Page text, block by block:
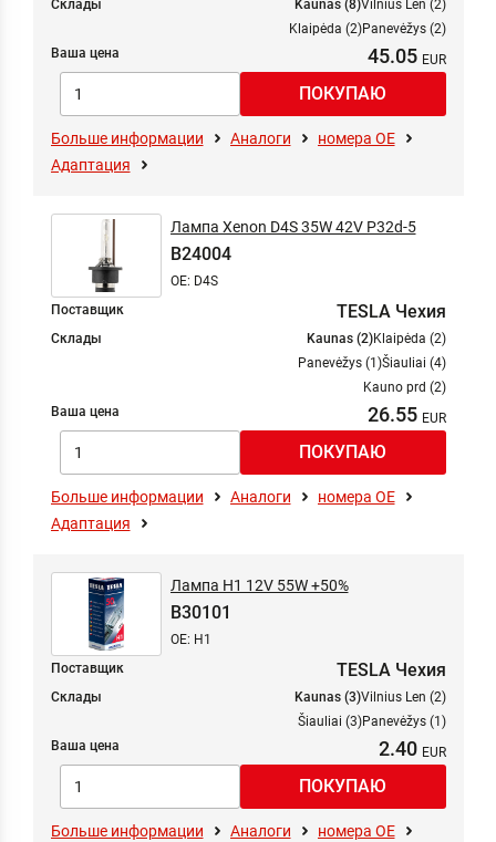
Склады Kaunas (8)Vilnius Len (2)
Klaipėda (2)Panevėžys (2)
Ваша цена
45.05
Больше информации Аналоги
номера ОЕ
Адаптация
Лампа Xenon D4S 35W 42V P32d-5
B24004
OE: D4S
Поставщик
TESLA Чехия
Склады Kaunas (2)Klaipėda (2)
Panevėžys (1)Šiauliai (4)
Kauno prd (2)
Ваша цена
26.55
Больше информации Аналоги
номера ОЕ
Адаптация
Лампа H1 12V 55W +50%
B30101
OE: H1
Поставщик
TESLA Чехия
Склады Kaunas (3)Vilnius Len (2)
Šiauliai (3)Panevėžys (1)
Ваша цена
2.40
Больше информации Аналоги
номера ОЕ